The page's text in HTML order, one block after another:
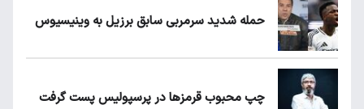
حمله شدید سرمربی سابق برزیل به وینیسیوس
چپ محبوب قرمزها در پرسپولیس پست گرفت